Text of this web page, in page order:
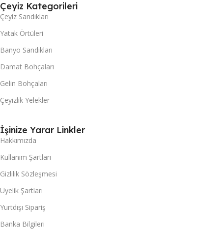
Çeyiz Kategorileri
Çeyiz Sandıkları
Yatak Örtüleri
Banyo Sandıkları
Damat Bohçaları
Gelin Bohçaları
Çeyizlik Yelekler
İşinize Yarar Linkler
Hakkımızda
Kullanım Şartları
Gizlilik Sözleşmesi
Üyelik Şartları
Yurtdışı Sipariş
Banka Bilgileri